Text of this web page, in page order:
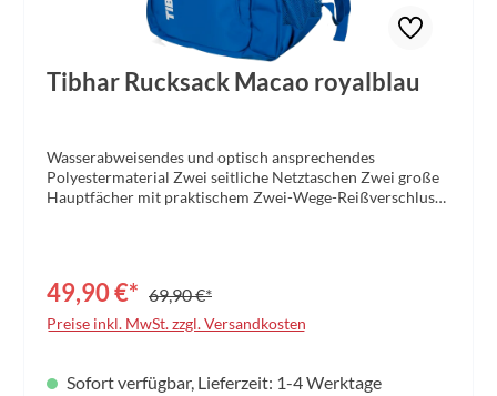
Tibhar Rucksack Macao royalblau
Wasserabweisendes und optisch ansprechendes
Polyestermaterial Zwei seitliche Netztaschen Zwei große
Hauptfächer mit praktischem Zwei-Wege-Reißverschluss
einen optimalen Luftaustausch Gepolsterte und
längenverstellbare Schulterriemen mit zusätzlichem
Steckverschluss Material: Polyester 230 twill Größe: 50 x
49,90 €* 69,90 €*
Preise inkl. MwSt. zzgl. Versandkosten
Sofort verfügbar, Lieferzeit: 1-4 Werktage